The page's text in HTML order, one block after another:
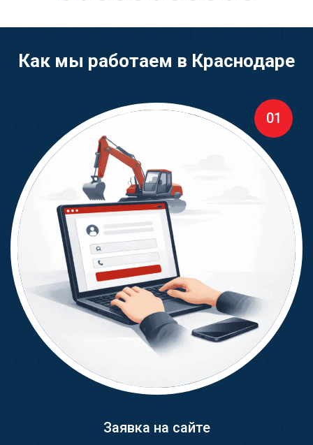
Как мы работаем в Краснодаре
01
Заявка на сайте